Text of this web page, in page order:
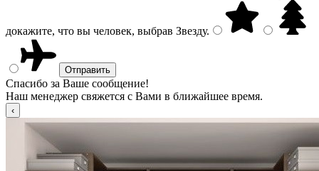
докажите, что вы человек, выбрав Звезду.
Спасибо за Ваше сообщение!
Наш менеджер свяжется с Вами в ближайшее время.